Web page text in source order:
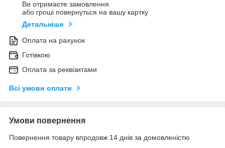
Ви отримаєте замовлення
або гроші повернуться на вашу картку
Детальніше
Оплата на рахунок
Готівкою
Оплата за реквізитами
Всі умови оплати
Умови повернення
Повернення товару впродовж 14 днів за домовленістю